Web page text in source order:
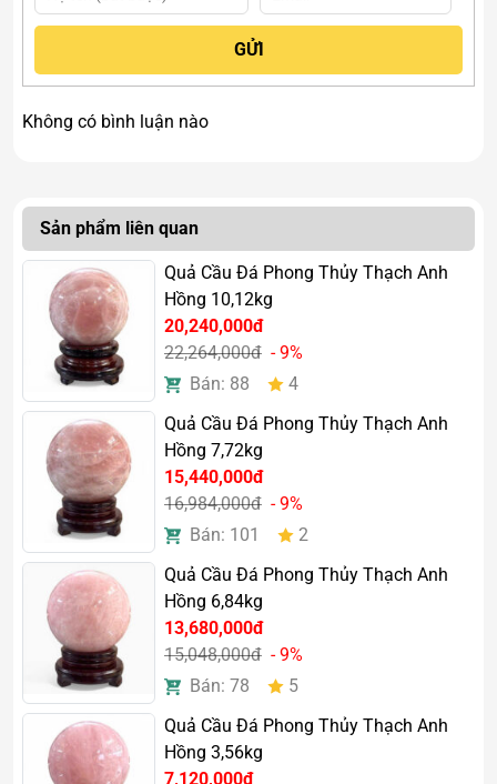
Mệnh và năm sinh hợp
Không có bình luận nào
Sản phẩm liên quan
Quả Cầu Đá Phong Thủy Thạch Anh
Hồng 10,12kg
20,240,000đ
22,264,000đ - 9%
Bán: 88
4
Quả Cầu Đá Phong Thủy Thạch Anh
Hồng 7,72kg
15,440,000đ
16,984,000đ - 9%
Bán: 101
2
Quả Cầu Đá Phong Thủy Thạch Anh
Hồng 6,84kg
13,680,000đ
15,048,000đ - 9%
Bán: 78
5
Quả Cầu Đá Phong Thủy Thạch Anh
Hồng 3,56kg
7,120,000đ